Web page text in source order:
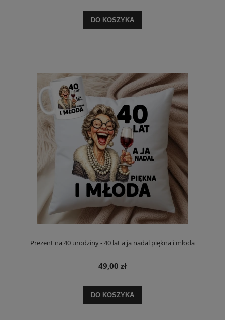
DO KOSZYKA
Prezent na 40 urodziny - 40 lat a ja nadal piękna i młoda
49,00 zł
DO KOSZYKA